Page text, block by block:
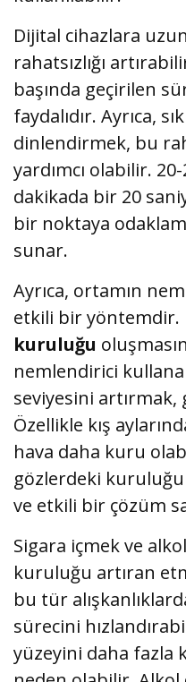
Dijital cihazlara
rahatsızlığı
başında geçirilen
faydalıdır. Ayrıca,
dinlendirmek, bu
yardımcı olabilir.
dakikada bir 20
bir noktaya
sunar.
Ayrıca, ortamın
etkili bir yöntemdir.
kuruluğu
nemlendirici
seviyesini
Özellikle kış
hava daha kuru
gözlerdeki
ve etkili bir çözüm
Sigara içmek ve
kuruluğu artıran
bu tür
sürecini
yüzeyini daha fazla